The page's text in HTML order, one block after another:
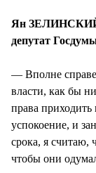
Ян
депутат
— Вполне
власти, как бы
права
успокоение, и
срока, я считаю,
чтобы они